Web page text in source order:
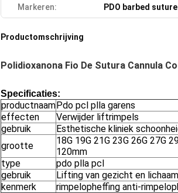
Markeren: PDO barbed
Productomschrijving
Polidioxanona Fio De Sutura Cannula
Specificaties:
productnaamPdo pcl plla garens
effecten
Verwijder liftrimpels
gebruik
Esthetische kliniek
grootte
18G 19G 21G 23G 26G 27G
120mm
type
pdo plla pcl
gebruik
Lifting van gezicht en lichaam
kenmerk
rimpelopheffing anti-